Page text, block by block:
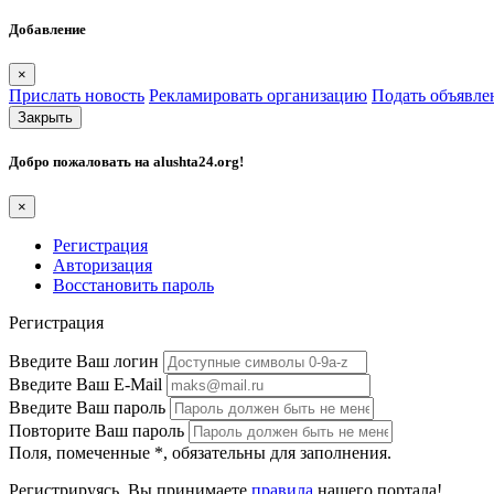
Добавление
×
Прислать новость Рекламировать организацию Подать
Закрыть
Добро пожаловать на alushta24.org!
×
Регистрация
Авторизация
Восстановить пароль
Регистрация
Введите Ваш логин
Введите Ваш E-Mail
Введите Ваш пароль
Повторите Ваш пароль
Поля, помеченные *, обязательны для заполнения.